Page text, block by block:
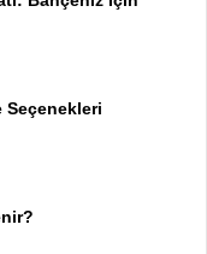
Seçenekleri